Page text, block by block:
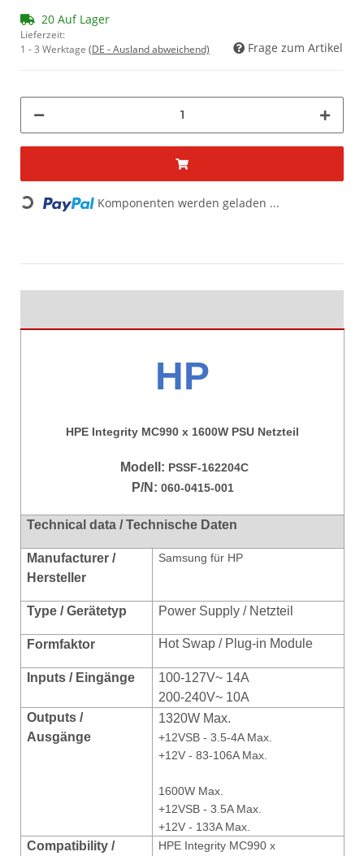
20 Auf Lager
Lieferzeit:
1 - 3 Werktage (DE - Ausland abweichend) Frage zum Artikel
Loading... Komponenten werden geladen ...
HP
HPE Integrity MC990 x 1600W PSU Netzteil
Modell: PSSF-162204C
P/N: 060-0415-001
Technical data / Technische Daten
Manufacturer /
Hersteller
Samsung für HP
Type / Gerätetyp Power Supply / Netzteil
Formfaktor Hot Swap / Plug-in Module
Inputs / Eingänge
100-127V~ 14A
200-240V~ 10A
Outputs /
Ausgänge
1320W Max.
+12VSB - 3.5-4A Max.
+12V - 83-106A Max.
1600W Max.
+12VSB - 3.5A Max.
+12V - 133A Max.
Compatibility / HPE Integrity MC990 x